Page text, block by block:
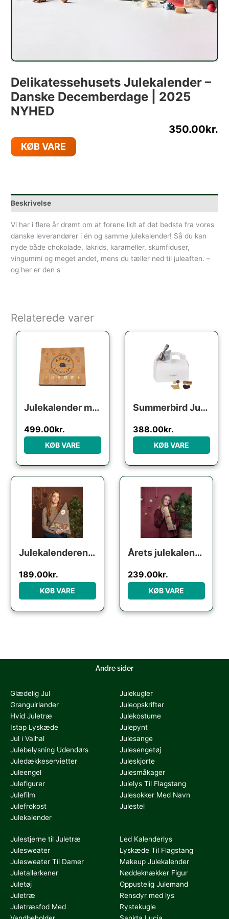
Delikatessehusets Julekalender –
Danske Decemberdage | 2025
NYHED
350.00kr.
KØB VARE
Beskrivelse
Vi har i flere år drømt om at forene lidt af det bedste fra vores
danske leverandører i én og samme julekalender! Så du kan
nyde både chokolade, lakrids, karameller, skumfiduser,
vingummi og meget andet, mens du tæller ned til juleaften. –
og her er den s
Relaterede varer
Julekalender med økologisk fyldte chokolader fra Anker Chokolade
499.00kr.
KØB VARE
Summerbird Julekalender – Refill / ‘lav selv’
388.00kr.
KØB VARE
Julekalenderen til karamel-elskeren fra Cocoture – 380g
189.00kr.
KØB VARE
Årets julekalender til lakrids-elskeren fra Lakridseriet – 360g
239.00kr.
KØB VARE
Andre sider
Glædelig Jul
Granguirlander
Hvid Juletræ
Istap Lyskæde
Jul i Valhal
Julebelysning Udendørs
Juledækkeservietter
Juleengel
Julefigurer
Julefilm
Julefrokost
Julekalender
Julekugler
Juleopskrifter
Julekostume
Julepynt
Julesange
Julesengetøj
Juleskjorte
Julesmåkager
Julelys Til Flagstang
Julesokker Med Navn
Julestel
Julestjerne til Juletræ
Julesweater
Julesweater Til Damer
Juletallerkener
Juletøj
Juletræ
Juletræsfod Med
Led Kalenderlys
Lyskæde Til Flagstang
Makeup Julekalender
Nøddeknækker Figur
Oppustelig Julemand
Rensdyr med lys
Rystekugle